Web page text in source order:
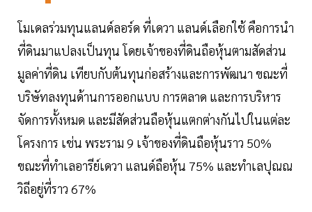
โมเดลร่วมทุนแลนด์ลอร์ด ที่เดวา แลนด์เลือกใช้ คือการนำ
ที่ดินมาแปลงเป็นทุน โดยเจ้าของที่ดินถือหุ้นตามสัดส่วน
มูลค่าที่ดิน เทียบกับต้นทุนก่อสร้างและการพัฒนา ขณะที่
บริษัทลงทุนด้านการออกแบบ การตลาด และการบริหาร
จัดการทั้งหมด และมีสัดส่วนถือหุ้นแตกต่างกันไปในแต่ละ
โครงการ เช่น พระราม 9 เจ้าของที่ดินถือหุ้นราว 50%
ขณะที่ทำเลอารีย์เดวา แลนด์ถือหุ้น 75% และทำเลปุณณ
วิถีอยู่ที่ราว 67%